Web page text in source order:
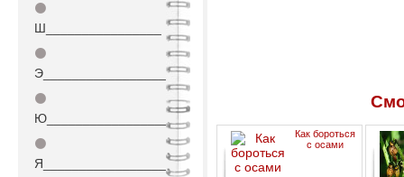
⚫
Ш________________
⚫
Э_________________
⚫
Ю_________________
⚫
Я_________________
Как бороться
с осами